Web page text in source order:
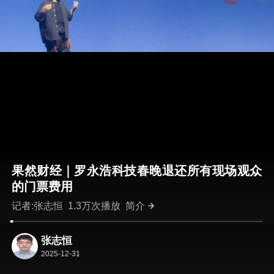
果然财经｜罗永浩科技春晚退还所有现场观众
的门票费用
记者:张志恒 1.3万次播放简介
张志恒
2025-12-31